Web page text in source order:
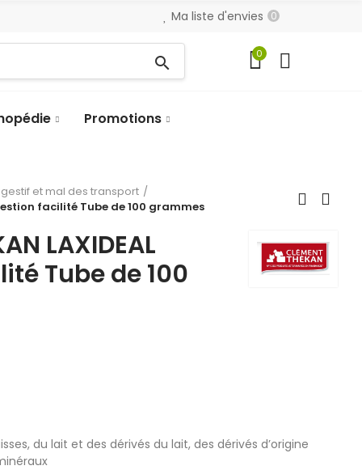
Ma liste d'envies 0
search 0
Promotions
et mal des transport
facilité Tube de 100 grammes
LAXIDEAL
Tube de 100
du lait et des dérivés du lait, des dérivés d’origine